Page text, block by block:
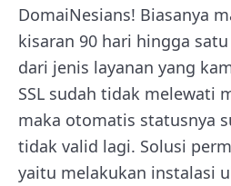
DomaiNesians! Biasanya
kisaran 90 hari hingga
dari jenis layanan yang
SSL sudah tidak melewati
maka otomatis statusnya
tidak valid lagi. Solusi
yaitu melakukan instalasi